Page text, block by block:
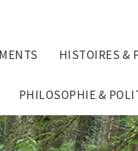
HISTOIRES &
PHILOSOPHIE &